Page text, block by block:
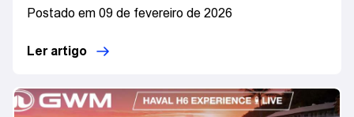
Postado em 09 de fevereiro de 2026
Ler artigo